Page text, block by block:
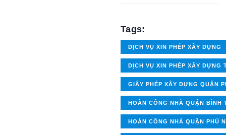
Tags:
DỊCH VỤ XIN PHÉP XÂY DỰNG
DỊCH VỤ XIN PHÉP XÂY DỰNG
GIẤY PHÉP XÂY DỰNG QUẬN
HOÀN CÔNG NHÀ QUẬN BÌNH
HOÀN CÔNG NHÀ QUẬN PHÚ